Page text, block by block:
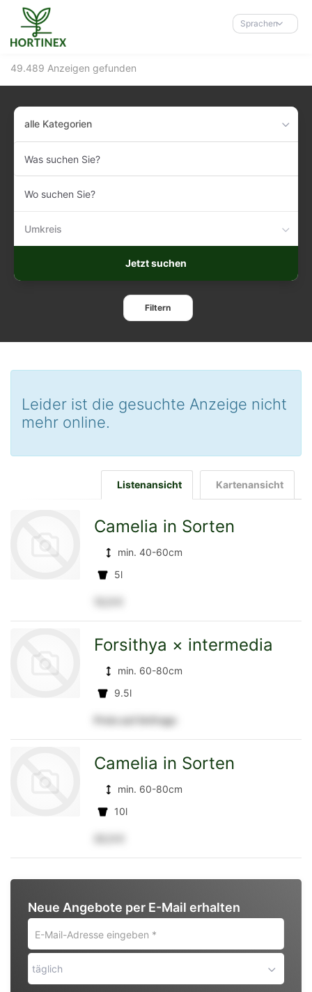
Accessibility-
Modus
aktivieren
Navigation
zum
Sprachen
49.489 Anzeigen gefunden
alle Kategorien
suchen
Sie?
suchen
Umkreis
Jetzt suchen
Filtern
Leider ist die gesuchte Anzeige nicht
mehr online.
Kartenansicht
Listenansicht
Camelia in Sorten
min. 40-60cm
5l
Forsithya × intermedia
min. 60-80cm
9.5l
Preis auf Anfrage
Detailseite
Camelia in Sorten
min. 60-80cm
10l
Neue Angebote per E-Mail erhalten
Mail-
Adresse
eingeben
täglich